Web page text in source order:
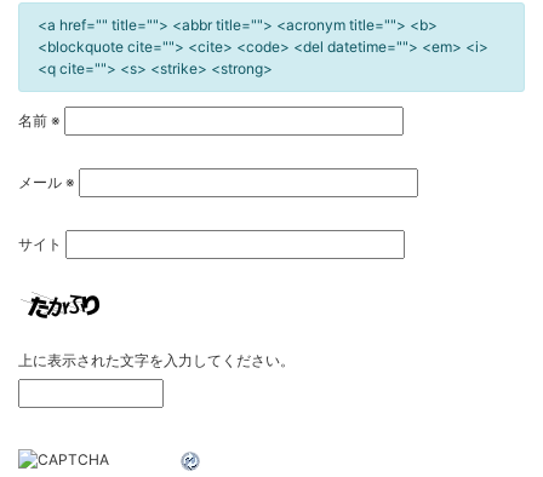
<a href="" title=""> <abbr title=""> <acronym title=""> <b>
<blockquote cite=""> <cite> <code> <del datetime=""> <em> <i>
<q cite=""> <s> <strike> <strong>
名前 ※
メール ※
サイト
上に表示された文字を入力してください。